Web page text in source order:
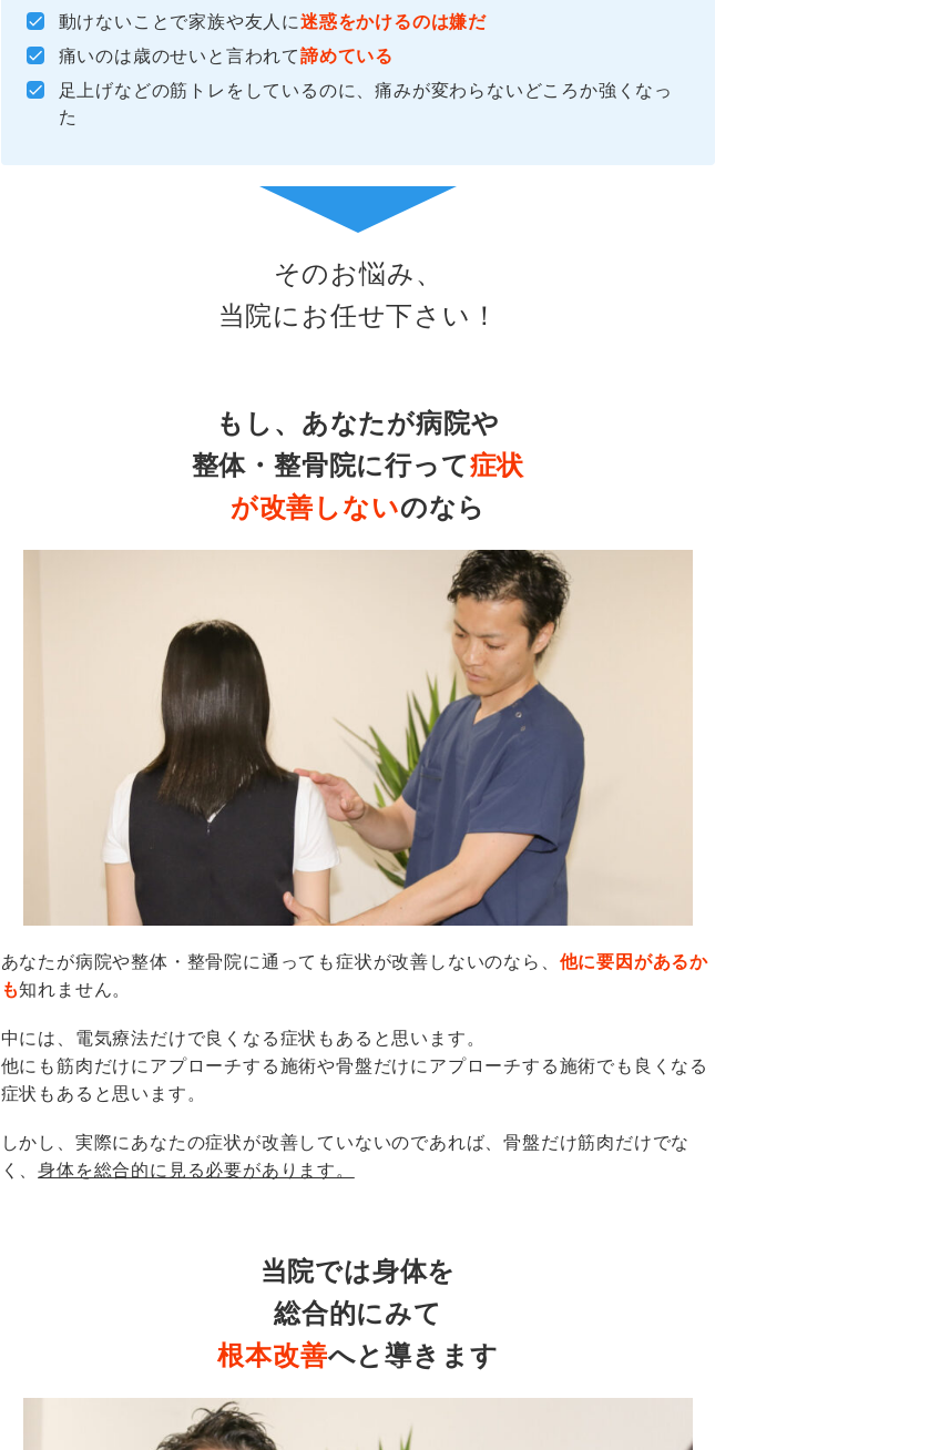
動けないことで家族や友人に迷惑をかけるのは嫌だ
痛いのは歳のせいと言われて諦めている
足上げなどの筋トレをしているのに、痛みが変わらないどころか強くなっ
た
そのお悩み、
当院にお任せ下さい！
もし、あなたが病院や
整体・整骨院に行って症状
が改善しないのなら
あなたが病院や整体・整骨院に通っても症状が改善しないのなら、 他に要因があるか
も知れません。
中には、電気療法だけで良くなる症状もあると思います。
他にも筋肉だけにアプローチする施術や骨盤だけにアプローチする施術でも良くなる
症状もあると思います。
しかし、実際にあなたの症状が改善していないのであれば、骨盤だけ筋肉だけでな
く、身体を総合的に見る必要があります。
当院では身体を
総合的にみて
根本改善へと導きます